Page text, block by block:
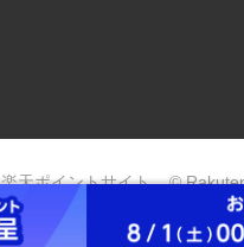
楽天ポイントサイト ©